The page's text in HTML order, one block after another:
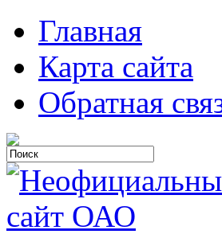
Главная
Карта сайта
Обратная